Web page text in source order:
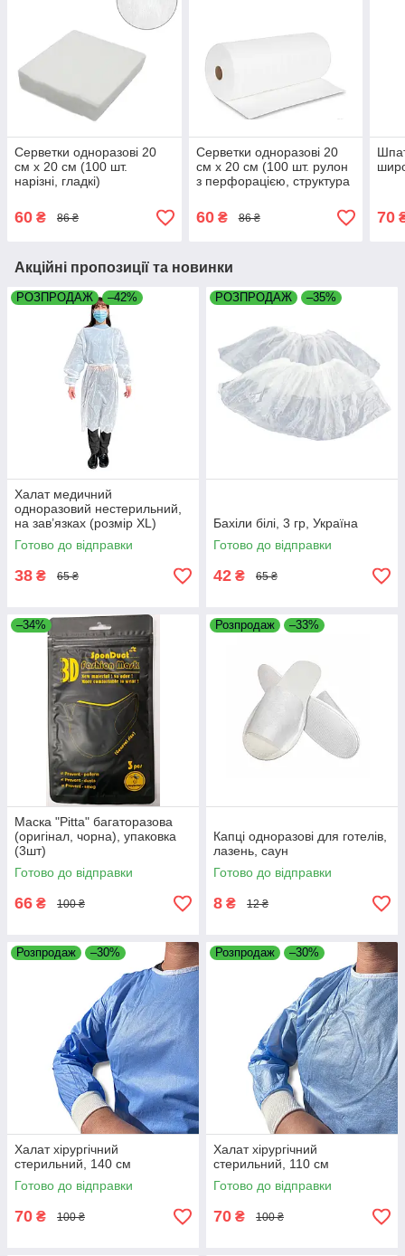
Серветки одноразові 20
см х 20 см (100 шт.
нарізні, гладкі)
60 ₴ 86 ₴
Серветки одноразові 20
см х 20 см (100 шт. рулон
з перфорацією, структура
60₴ 86 ₴ 70
Акційні пропозиції та новинки
РОЗПРОДАЖ –42%
Халат медичний
одноразовий нестерильний,
на зав’язках (розмір ХL)
Готово до відправки
38 ₴ 65 ₴
РОЗПРОДАЖ –35%
Бахіли білі, 3 гр, Україна
Готово до відправки
42 ₴ 65 ₴
–34%
Маска "Pitta" багаторазова
(оригінал, чорна), упаковка
(3шт)
Готово до відправки
66 ₴ 100 ₴
Розпродаж –33%
Капці одноразові для готелів,
лазень, саун
Готово до відправки
8 ₴ 12 ₴
Розпродаж –30%
Халат хірургічний
стерильний, 140 см
Готово до відправки
70 ₴ 100 ₴
Розпродаж –30%
Халат хірургічний
стерильний, 110 см
Готово до відправки
70 ₴ 100 ₴